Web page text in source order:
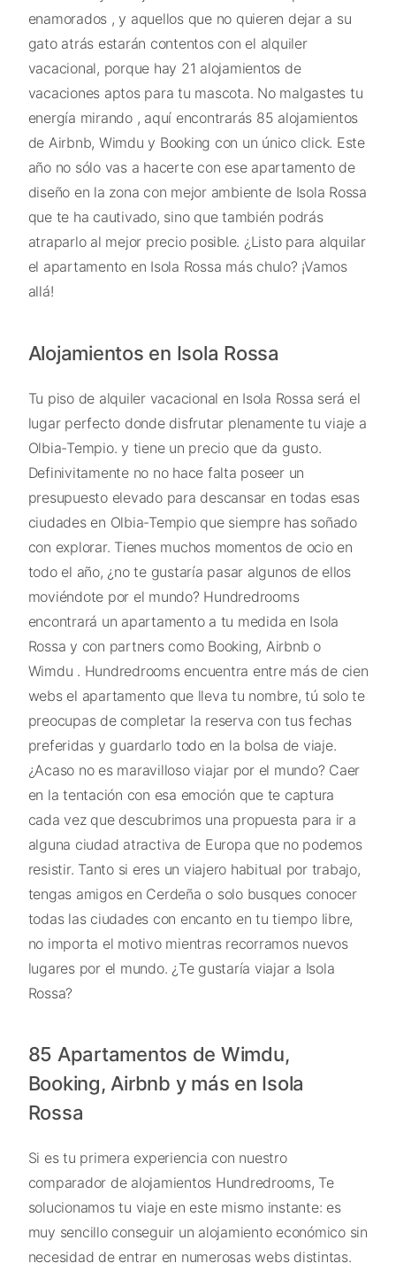
enamorados , y aquellos que no quieren dejar a su
gato atrás estarán contentos con el alquiler
vacacional, porque hay 21 alojamientos de
vacaciones aptos para tu mascota. No malgastes tu
energía mirando , aquí encontrarás 85 alojamientos
de Airbnb, Wimdu y Booking con un único click. Este
año no sólo vas a hacerte con ese apartamento de
diseño en la zona con mejor ambiente de Isola Rossa
que te ha cautivado, sino que también podrás
atraparlo al mejor precio posible. ¿Listo para alquilar
el apartamento en Isola Rossa más chulo? ¡Vamos
allá!
Alojamientos en Isola Rossa
Tu piso de alquiler vacacional en Isola Rossa será el
lugar perfecto donde disfrutar plenamente tu viaje a
Olbia-Tempio. y tiene un precio que da gusto.
Definivitamente no no hace falta poseer un
presupuesto elevado para descansar en todas esas
ciudades en Olbia-Tempio que siempre has soñado
con explorar. Tienes muchos momentos de ocio en
todo el año, ¿no te gustaría pasar algunos de ellos
moviéndote por el mundo? Hundredrooms
encontrará un apartamento a tu medida en Isola
Rossa y con partners como Booking, Airbnb o
Wimdu . Hundredrooms encuentra entre más de cien
webs el apartamento que lleva tu nombre, tú solo te
preocupas de completar la reserva con tus fechas
preferidas y guardarlo todo en la bolsa de viaje.
¿Acaso no es maravilloso viajar por el mundo? Caer
en la tentación con esa emoción que te captura
cada vez que descubrimos una propuesta para ir a
alguna ciudad atractiva de Europa que no podemos
resistir. Tanto si eres un viajero habitual por trabajo,
tengas amigos en Cerdeña o solo busques conocer
todas las ciudades con encanto en tu tiempo libre,
no importa el motivo mientras recorramos nuevos
lugares por el mundo. ¿Te gustaría viajar a Isola
Rossa?
85 Apartamentos de Wimdu,
Booking, Airbnb y más en Isola
Rossa
Si es tu primera experiencia con nuestro
comparador de alojamientos Hundredrooms, Te
solucionamos tu viaje en este mismo instante: es
muy sencillo conseguir un alojamiento económico sin
necesidad de entrar en numerosas webs distintas.